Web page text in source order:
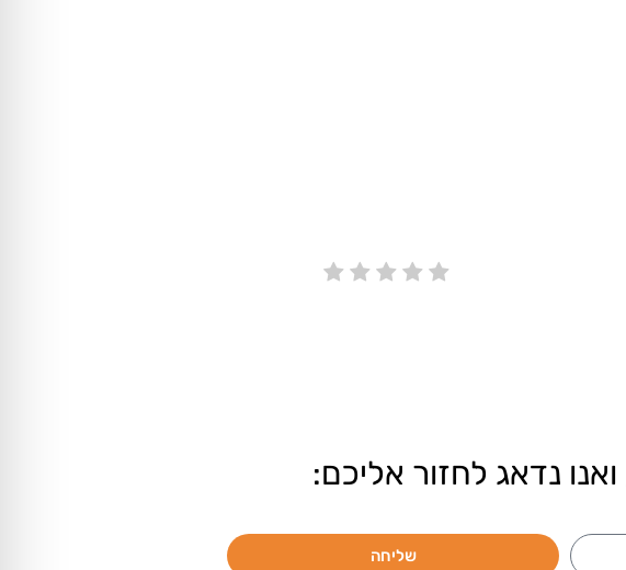
נדאג לחזור אליכם:
שליחה